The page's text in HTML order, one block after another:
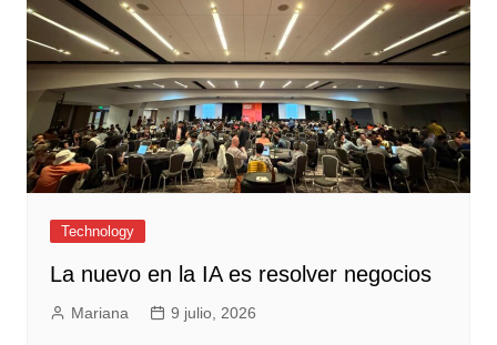
Technology
La nuevo en la IA es resolver negocios
Mariana 9 julio, 2026